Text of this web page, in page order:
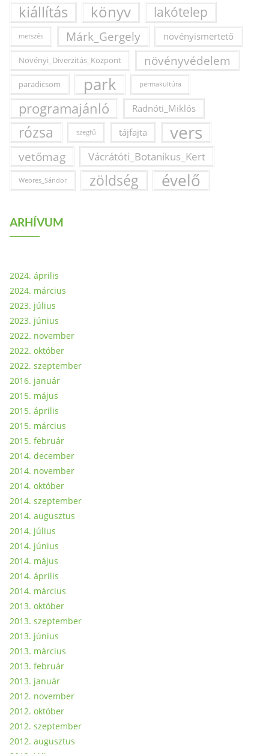
kiállítás könyv lakótelep
metszés Márk_Gergely növényismertető
Növényi_Diverzitás_Központ növényvédelem
paradicsom park permakultúra
programajánló Radnóti_Miklós
rózsa szegfű tájfajta vers
vetőmag Vácrátóti_Botanikus_Kert
Weöres_Sándor zöldség évelő
ARHÍVUM
2024. április
2024. március
2023. július
2023. június
2022. november
2022. október
2022. szeptember
2016. január
2015. május
2015. április
2015. március
2015. február
2014. december
2014. november
2014. október
2014. szeptember
2014. augusztus
2014. július
2014. június
2014. május
2014. április
2014. március
2013. október
2013. szeptember
2013. június
2013. március
2013. február
2013. január
2012. november
2012. október
2012. szeptember
2012. augusztus